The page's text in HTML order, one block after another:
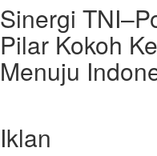
Sinergi
Pilar Kokoh
Menuju
Iklan